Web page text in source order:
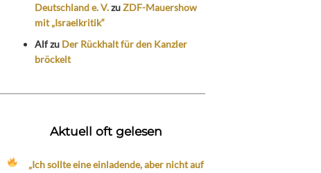
Deutschland e. V.zuZDF-Mauershow
mit „Israelkritik“
Alfzu Der Rückhalt für den Kanzler
bröckelt
Aktuell oft gelesen
„Ich sollte eine einladende, aber nicht auf